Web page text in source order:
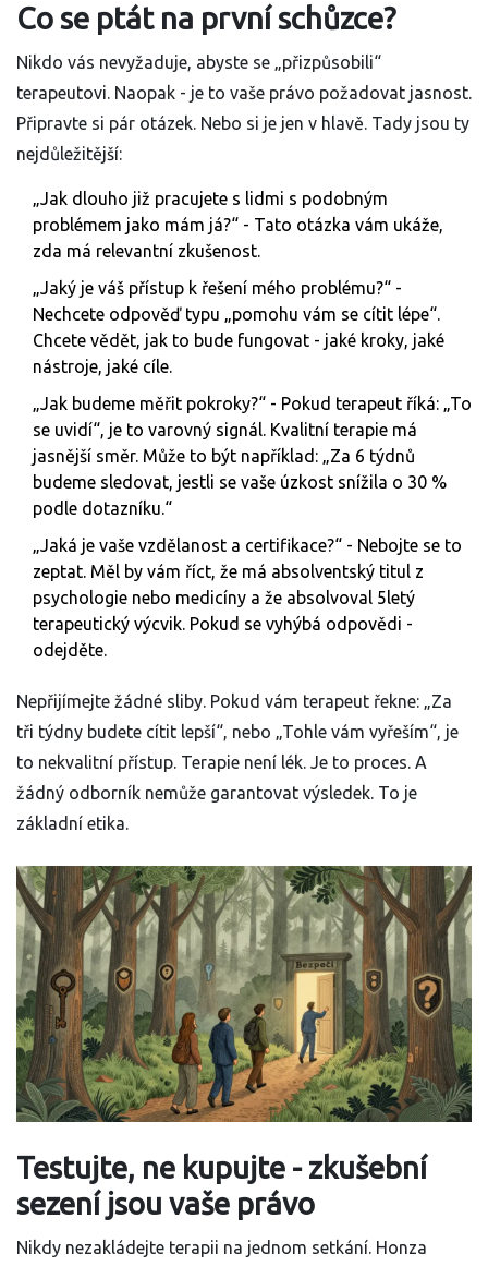
Co se ptát na první schůzce?
Nikdo vás nevyžaduje, abyste se „přizpůsobili“
terapeutovi. Naopak - je to vaše právo požadovat jasnost.
Připravte si pár otázek. Nebo si je jen v hlavě. Tady jsou ty
nejdůležitější:
„Jak dlouho již pracujete s lidmi s podobným
problémem jako mám já?“ - Tato otázka vám ukáže,
zda má relevantní zkušenost.
„Jaký je váš přístup k řešení mého problému?“ -
Nechcete odpověď typu „pomohu vám se cítit lépe“.
Chcete vědět, jak to bude fungovat - jaké kroky, jaké
nástroje, jaké cíle.
„Jak budeme měřit pokroky?“ - Pokud terapeut říká: „To
se uvidí“, je to varovný signál. Kvalitní terapie má
jasnější směr. Může to být například: „Za 6 týdnů
budeme sledovat, jestli se vaše úzkost snížila o 30 %
podle dotazníku.“
„Jaká je vaše vzdělanost a certifikace?“ - Nebojte se to
zeptat. Měl by vám říct, že má absolventský titul z
psychologie nebo medicíny a že absolvoval 5letý
terapeutický výcvik. Pokud se vyhýbá odpovědi -
odejděte.
Nepřijímejte žádné sliby. Pokud vám terapeut řekne: „Za
tři týdny budete cítit lepší“, nebo „Tohle vám vyřeším“, je
to nekvalitní přístup. Terapie není lék. Je to proces. A
žádný odborník nemůže garantovat výsledek. To je
základní etika.
Testujte, ne kupujte - zkušební
sezení jsou vaše právo
Nikdy nezakládejte terapii na jednom setkání. Honza